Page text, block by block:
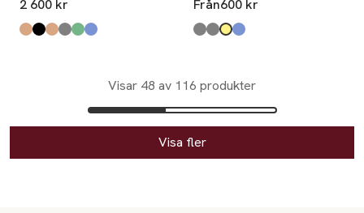
2 600 kr
Produkten finns i färgerna:
charcoal,
black,
mud,
warm grey,
army,
haze,
Från600 kr
Produkten finns i färgerna:
granit,
linen,
mustard,
ocean blue
Visar 48 av 116 produkter
Visa fler